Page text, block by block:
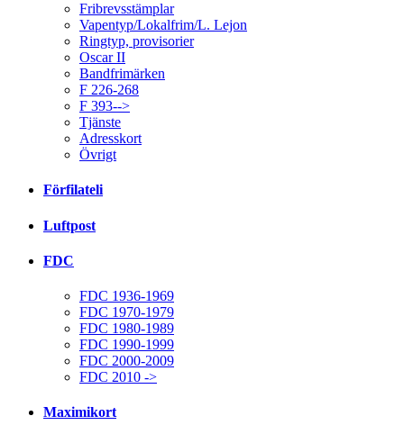
Fribrevsstämplar
Vapentyp/Lokalfrim/L. Lejon
Ringtyp, provisorier
Oscar II
Bandfrimärken
F 226-268
F 393-->
Tjänste
Adresskort
Övrigt
Förfilateli
Luftpost
FDC
FDC 1936-1969
FDC 1970-1979
FDC 1980-1989
FDC 1990-1999
FDC 2000-2009
FDC 2010 ->
Maximikort